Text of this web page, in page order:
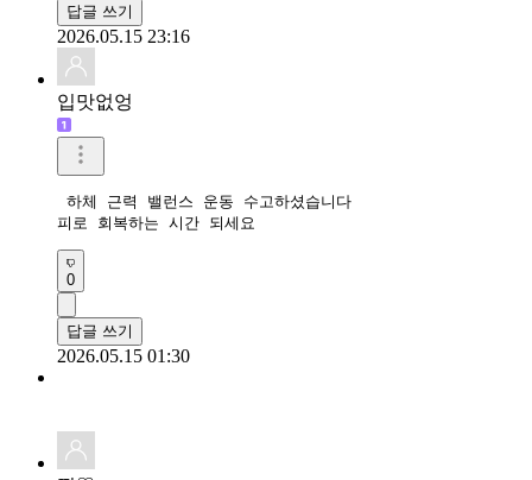
답글 쓰기
2026.05.15 23:16
입맛없엉
하체 근력 밸런스 운동 수고하셨습니다
피로 회복하는 시간 되세요
0
답글 쓰기
2026.05.15 01:30